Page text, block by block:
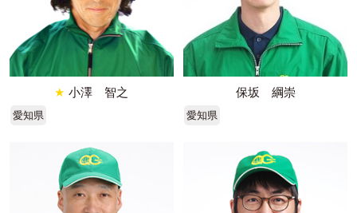
★ 小澤 智之
愛知県
保坂 綱崇
愛知県